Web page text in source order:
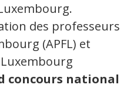
des professeurs
(APFL) et
concours national